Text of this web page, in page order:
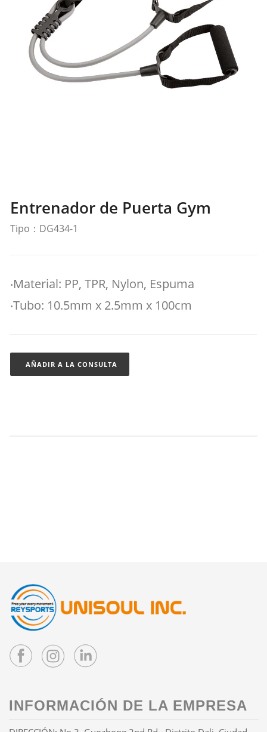
Entrenador de Puerta Gym
Tipo：DG434-1
‧Material: PP, TPR, Nylon, Espuma
‧Tubo: 10.5mm x 2.5mm x 100cm
AÑADIR A LA CONSULTA
INFORMACIÓN DE LA EMPRESA